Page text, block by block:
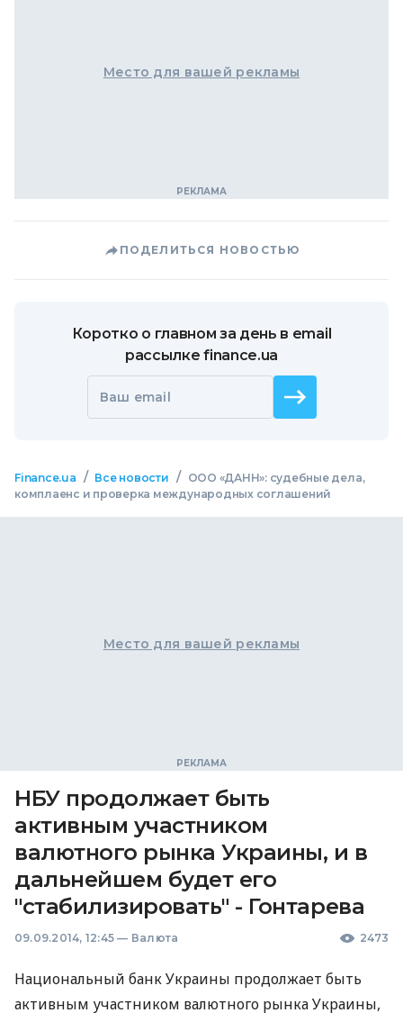
Место для вашей рекламы
ПОДЕЛИТЬСЯ НОВОСТЬЮ
Коротко о главном за день в email
рассылке finance.ua
Ваш email
Finance.ua / Все новости /
ООО «ДАНН»: судебные дела,
комплаенс и проверка международных соглашений
Место для вашей рекламы
НБУ продолжает быть
активным участником
валютного рынка Украины, и в
дальнейшем будет его
"стабилизировать" - Гонтарева
09.09.2014, 12:45 — Валюта 2473
Национальный банк Украины продолжает быть
активным участником валютного рынка Украины,